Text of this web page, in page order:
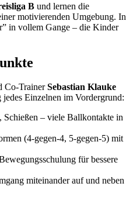
B und lernen die
motivierenden Umgebung. In
in vollem Gange – die Kinder
Co-TrainerSebastian Klauke
Einzelnen im Vordergrund:
Schießen – viele Ballkontakte in
(4-gegen-4, 5-gegen-5) mit
für bessere
miteinander auf und neben